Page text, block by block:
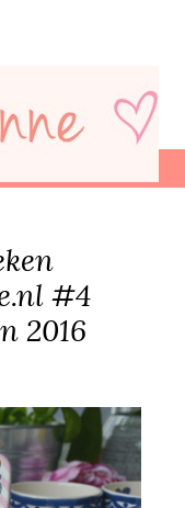
#4
2016